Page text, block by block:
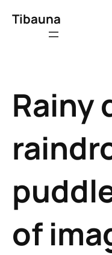
Tibauna
Rainy
of